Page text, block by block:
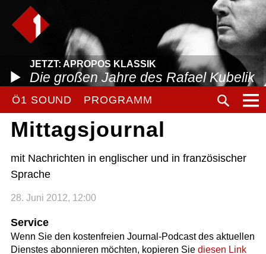
JETZT: APROPOS KLASSIK
Die großen Jahre des Rafael Kubelik
Ö1 SOUND PROGRAMM
Mittagsjournal
mit Nachrichten in englischer und in französischer
Sprache
28. Juni 2012, 12:00
Service
Wenn Sie den kostenfreien Journal-Podcast des aktuellen
Dienstes abonnieren möchten, kopieren Sie diesen Link